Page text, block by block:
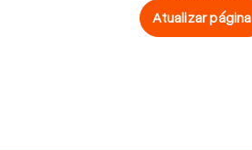
Atualizar página